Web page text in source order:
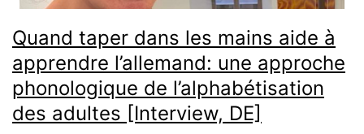
Quand taper dans les mains aide à
apprendre l’allemand: une approche
phonologique de l’alphabétisation
des adultes [Interview, DE]